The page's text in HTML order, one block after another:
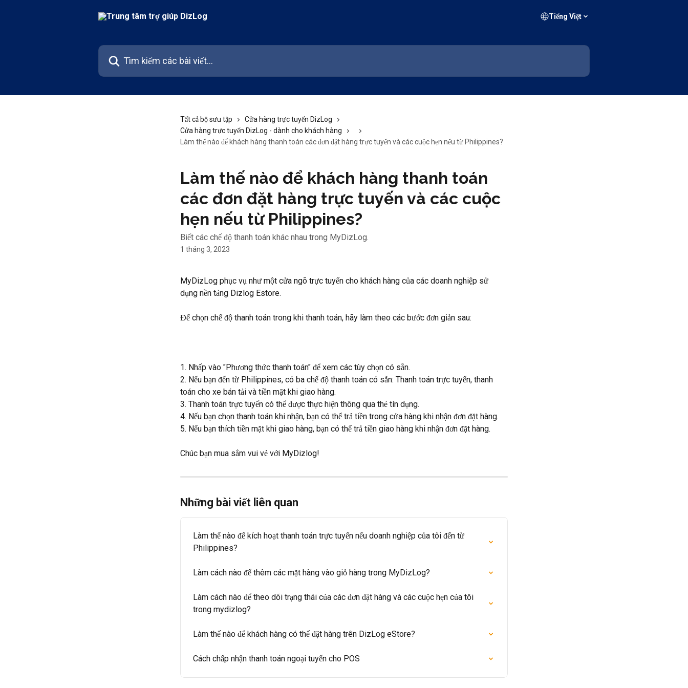
Tiếng Việt
Tìm kiếm các bài viết...
Tất cả bộ sưu tập
Cửa hàng trực tuyến DizLog
Cửa hàng trực tuyến DizLog - dành cho khách hàng
Làm thế nào để khách hàng thanh toán các đơn đặt hàng trực tuyến và các cuộc hẹn nếu từ Philippines?
Làm thế nào để khách hàng thanh toán
các đơn đặt hàng trực tuyến và các cuộc
hẹn nếu từ Philippines?
Biết các chế độ thanh toán khác nhau trong MyDizLog.
1 tháng 3, 2023
MyDizLog phục vụ như một cửa ngõ trực tuyến cho khách hàng của các doanh nghiệp sử
dụng nền tảng Dizlog Estore.
Để chọn chế độ thanh toán trong khi thanh toán, hãy làm theo các bước đơn giản sau:
1. Nhấp vào "Phương thức thanh toán" để xem các tùy chọn có sẵn.
2. Nếu bạn đến từ Philippines, có ba chế độ thanh toán có sẵn: Thanh toán trực tuyến, thanh
toán cho xe bán tải và tiền mặt khi giao hàng.
3. Thanh toán trực tuyến có thể được thực hiện thông qua thẻ tín dụng.
4. Nếu bạn chọn thanh toán khi nhận, bạn có thể trả tiền trong cửa hàng khi nhận đơn đặt hàng.
5. Nếu bạn thích tiền mặt khi giao hàng, bạn có thể trả tiền giao hàng khi nhận đơn đặt hàng.
Chúc bạn mua sắm vui vẻ với MyDizlog!
Những bài viết liên quan
Làm thế nào để kích hoạt thanh toán trực tuyến nếu doanh nghiệp của tôi đến từ
Philippines?
Làm cách nào để thêm các mặt hàng vào giỏ hàng trong MyDizLog?
Làm cách nào để theo dõi trạng thái của các đơn đặt hàng và các cuộc hẹn của tôi
trong mydizlog?
Làm thế nào để khách hàng có thể đặt hàng trên DizLog eStore?
Cách chấp nhận thanh toán ngoại tuyến cho POS